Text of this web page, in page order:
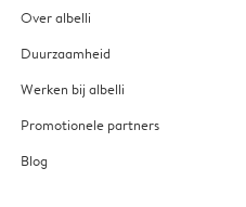
Over albelli
Duurzaamheid
Werken bij albelli
Promotionele partners
Blog